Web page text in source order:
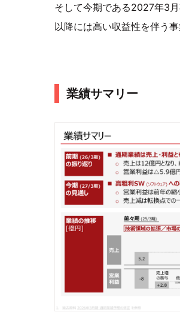
そして今期である2027年3
以降には高い収益性を伴う
業績サマリー